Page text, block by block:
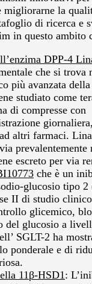
migliorarne la
di ricerca e
in questo ambito
DPP-4
che si trova
più avanzata
studiato come
di compresse con
altri farmaci.
prevalentemente
escreto per via
che è un
glucosio tipo 2
II di studio
glicemico,
del glucosio a
SGLT-2 ha
ponderale e di
11 β-HSD1 :